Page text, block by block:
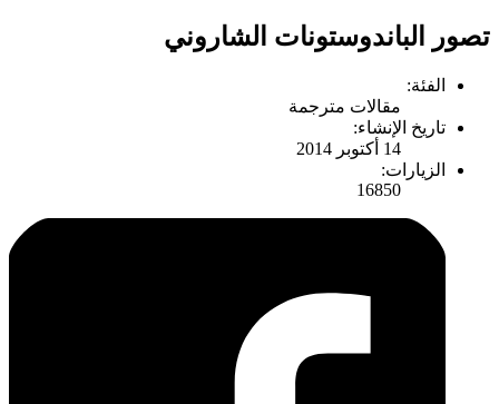
تصور الباندوستونات الشاروني
الفئة:
مقالات مترجمة
تاريخ الإنشاء:
14 أكتوبر 2014
الزيارات:
16850